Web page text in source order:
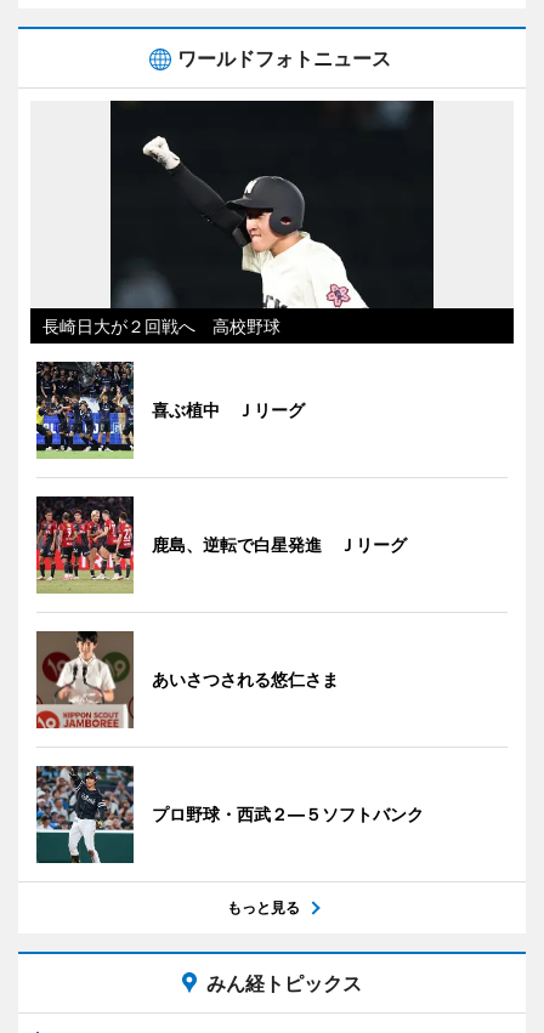
ワールドフォトニュース
長崎日大が２回戦へ 高校野球
喜ぶ植中 Ｊリーグ
鹿島、逆転で白星発進 Ｊリーグ
あいさつされる悠仁さま
プロ野球・西武２―５ソフトバンク
もっと見る
みん経トピックス